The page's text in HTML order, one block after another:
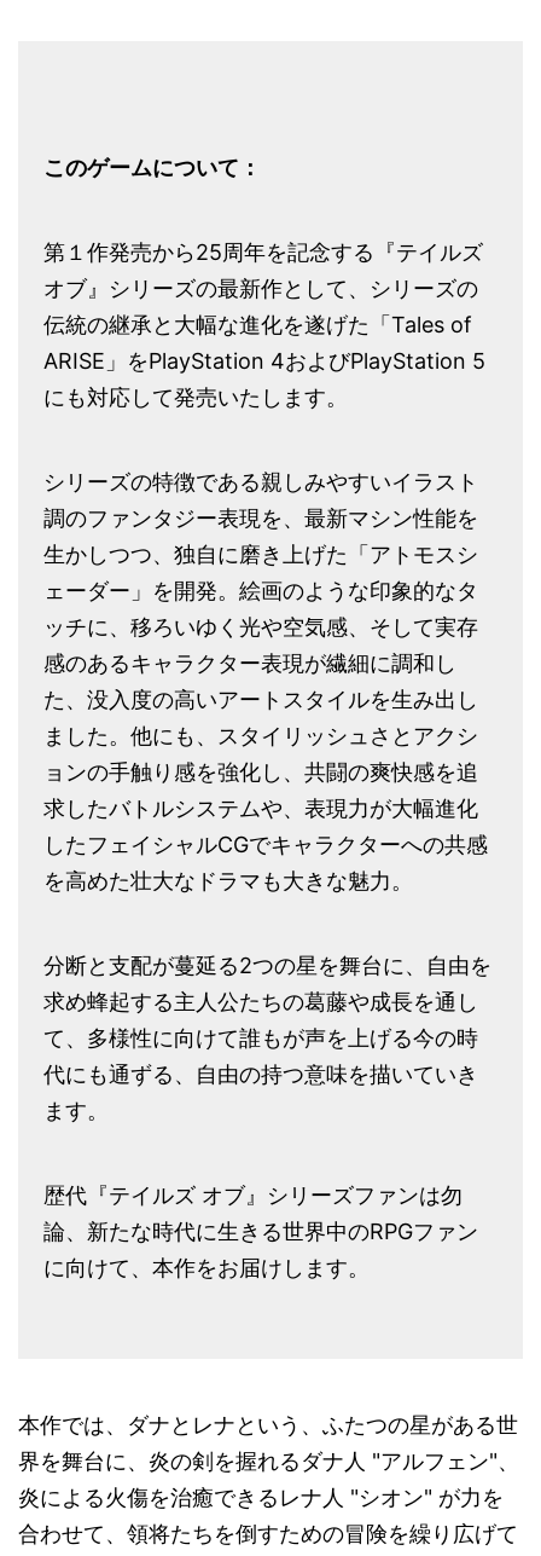
このゲームについて：
第１作発売から25周年を記念する『テイルズ
オブ』シリーズの最新作として、シリーズの
伝統の継承と大幅な進化を遂げた「Tales of
ARISE」をPlayStation 4およびPlayStation 5
にも対応して発売いたします。
シリーズの特徴である親しみやすいイラスト
調のファンタジー表現を、最新マシン性能を
生かしつつ、独自に磨き上げた「アトモスシ
ェーダー」を開発。絵画のような印象的なタ
ッチに、移ろいゆく光や空気感、そして実存
感のあるキャラクター表現が繊細に調和し
た、没入度の高いアートスタイルを生み出し
ました。他にも、スタイリッシュさとアクシ
ョンの手触り感を強化し、共闘の爽快感を追
求したバトルシステムや、表現力が大幅進化
したフェイシャルCGでキャラクターへの共感
を高めた壮大なドラマも大きな魅力。
分断と支配が蔓延る2つの星を舞台に、自由を
求め蜂起する主人公たちの葛藤や成長を通し
て、多様性に向けて誰もが声を上げる今の時
代にも通ずる、自由の持つ意味を描いていき
ます。
歴代『テイルズ オブ』シリーズファンは勿
論、新たな時代に生きる世界中のRPGファン
に向けて、本作をお届けします。
本作では、ダナとレナという、ふたつの星がある世
界を舞台に、炎の剣を握れるダナ人 "アルフェン"、
炎による火傷を治癒できるレナ人 "シオン" が力を
合わせて、領将たちを倒すための冒険を繰り広げて